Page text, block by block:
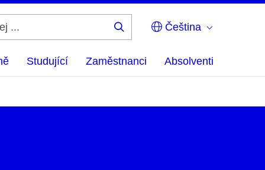
Čeština
Studující Zaměstnanci Absolventi